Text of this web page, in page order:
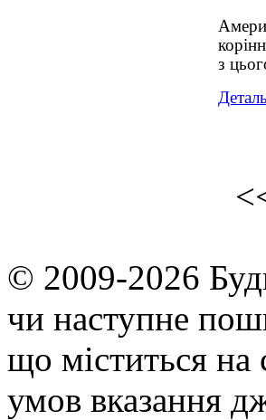
з
© 2009-2026
чи наступне
що мiститься на
умов вказання